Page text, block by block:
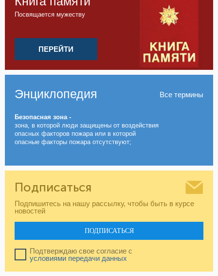
Посвящается мужеству
ПЕРЕЙТИ
Энциклопедия Все термины
Безопасная зона -
зона, в которой люди защищены от воздействия
опасных факторов пожара или в которой
опасные факторы пожара отсутствуют;
Подписаться
Подпишитесь на нашу рассылку, чтобы быть в курсе
новостей
ПОДПИСАТЬСЯ
Подтверждаю свое согласие с
условиями передачи данных